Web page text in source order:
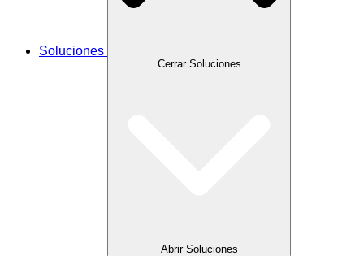
Soluciones
Cerrar Soluciones
Abrir Soluciones